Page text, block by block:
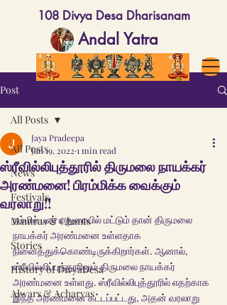
Andal Yatra
108 Divya Desa Dharisanam
Post
All Posts
News
Festivals
Mantras & Chants
Stories
History of DivyaDesa
Alwars & Acharyas
All Posts
ஸ்ரீவில்லிபுத்தூரில் திருமலை நாயக்கர்
அரண்மனை! பிரம்மிக்க வைக்கும்
வரலாறு!!
Jaya Pradeepa
Jan 19, 2022 1 min read
நம்மில் பலர் மதுரையில் மட்டும் தான் திருமலை
நாயக்கர் அரண்மனை உள்ளதாக
நினைத்துக்கொண்டிருக்கிறார்கள். ஆனால்,
ஸ்ரீவில்லிப்புத்தூரிலும் திருமலை நாயக்கர்
அரண்மனை உள்ளது. ஸ்ரீவில்லிபுத்தூரில் எதற்காக
இந்த அரண்மனை கட்டப்பட்டது, அதன் வரலாறு